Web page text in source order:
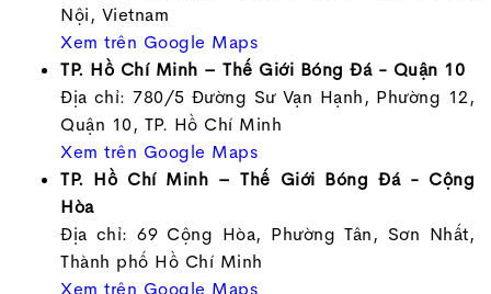
Nội, Vietnam
Xem trên Google Maps
TP. Hồ Chí Minh – Thế Giới Bóng Đá - Quận 10
Địa chỉ: 780/5 Đường Sư Vạn Hạnh, Phường 12,
Quận 10, TP. Hồ Chí Minh
Xem trên Google Maps
TP. Hồ Chí Minh – Thế Giới Bóng Đá - Cộng
Hòa
Địa chỉ: 69 Cộng Hòa, Phường Tân, Sơn Nhất,
Thành phố Hồ Chí Minh
Xem trên Google Maps